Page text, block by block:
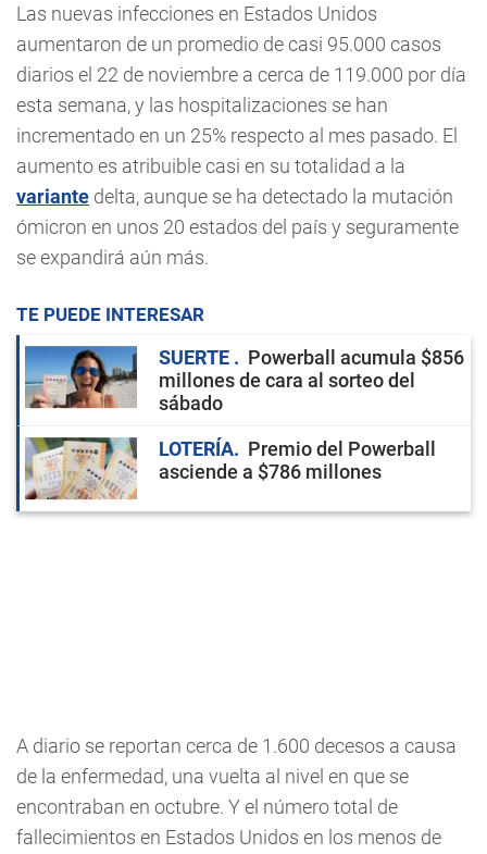
Las nuevas infecciones en Estados Unidos
aumentaron de un promedio de casi 95.000 casos
diarios el 22 de noviembre a cerca de 119.000 por día
esta semana, y las hospitalizaciones se han
incrementado en un 25% respecto al mes pasado. El
aumento es atribuible casi en su totalidad a la
variante delta, aunque se ha detectado la mutación
ómicron en unos 20 estados del país y seguramente
se expandirá aún más.
TE PUEDE INTERESAR
SUERTE
Powerball acumula $856
millones de cara al sorteo del
sábado
LOTERÍA
Premio del Powerball
asciende a $786 millones
A diario se reportan cerca de 1.600 decesos a causa
de la enfermedad, una vuelta al nivel en que se
encontraban en octubre. Y el número total de
fallecimientos en Estados Unidos en los menos de